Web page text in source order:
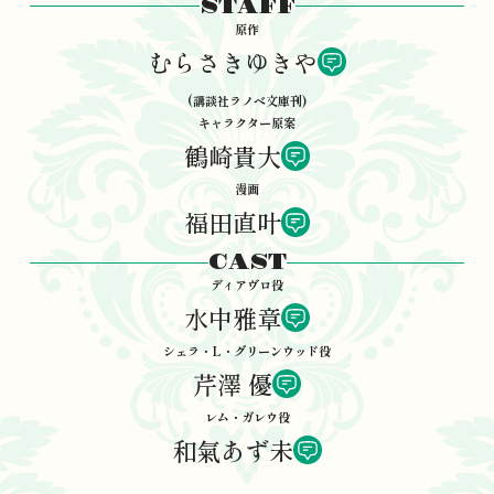
STAFF
原作
むらさきゆきや
(講談社ラノベ文庫刊)
キャラクター原案
鶴崎貴大
漫画
福田直叶
CAST
ディアヴロ役
水中雅章
シェラ・L・グリーンウッド役
芹澤 優
レム・ガレウ役
和氣あず未